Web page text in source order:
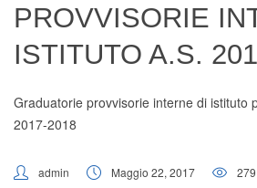
PROVVISORIE
ISTITUTO A.S.
Graduatorie provvisorie interne di istituto
2017-2018
admin Maggio 22, 2017 279